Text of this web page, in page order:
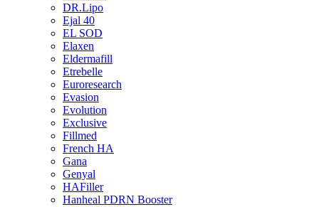
DR.Lipo
Ejal 40
EL SOD
Elaxen
Eldermafill
Etrebelle
Euroresearch
Evasion
Evolution
Exclusive
Fillmed
French HA
Gana
Genyal
HAFiller
Hanheal PDRN Booster